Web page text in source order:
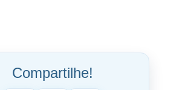
Compartilhe!